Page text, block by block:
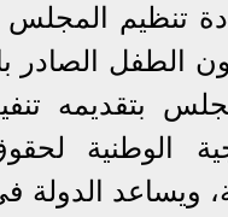
تنظيم
بتقديمه
الوطنية
ويساعد الدولة